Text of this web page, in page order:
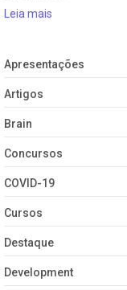
Leia mais
Apresentações
Artigos
Brain
Concursos
COVID-19
Cursos
Destaque
Development